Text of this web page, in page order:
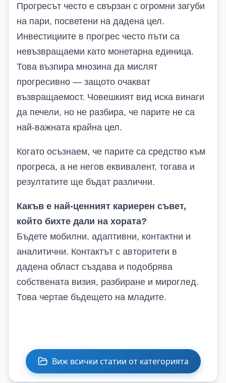
Прогресът често е свързан с огромни загуби
на пари, посветени на дадена цел.
Инвестициите в прогрес често пъти са
невъзвращаеми като монетарна единица.
Това възпира мнозина да мислят
прогресивно — защото очакват
възвращаемост. Човешкият вид иска винаги
да печели, но не разбира, че парите не са
най-важната крайна цел.
Когато осъзнаем, че парите са средство към
прогреса, а не негов еквивалент, тогава и
резултатите ще бъдат различни.
Какъв е най-ценният кариерен съвет,
който бихте дали на хората?
Бъдете мобилни, адаптивни, контактни и
аналитични. Контактът с авторитети в
дадена област създава и подобрява
собствената визия, разбиране и мироглед.
Това чертае бъдещето на младите.
Виж всички статии от категорията